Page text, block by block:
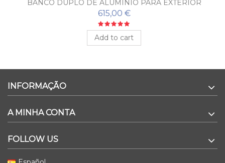
BANCO DUPLO DE ALUMÍNIO PARA EXTERIOR
PUERTO
615,00 €
Add to cart
INFORMAÇÃO
A MINHA CONTA
FOLLOW US